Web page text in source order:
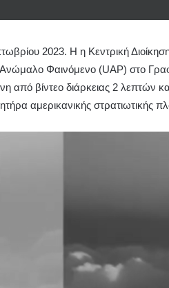
2023. Η η Κεντρική
Φαινόμενο (UAP) στο
βίντεο διάρκειας 2 λεπτών
αμερικανικής στρατιωτικής